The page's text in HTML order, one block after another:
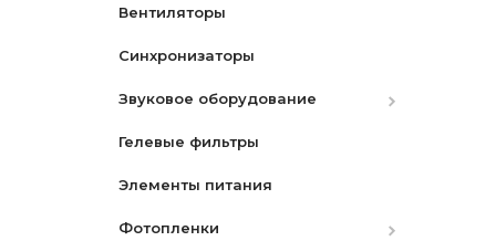
Аккумуляторы
Canon
Nikon
Зарядные устройства
Canon
Nikon
Sony
Ремни
Защитные экраны
Бленды
Разное
Вентиляторы
Синхронизаторы
Звуковое оборудование
Микрофоны
Микшеры и адаптеры
Рекордеры
Гелевые фильтры
Элементы питания
Фотопленки